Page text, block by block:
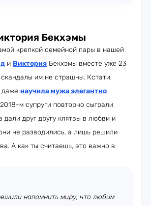
Бекхэмы
крепкой семейной пары в нашей
и Виктория Бекхэмы вместе уже 23
скандалы им не страшны. Кстати,
научила мужа элегантно
м супруги повторно сыграли
дали друг другу клятвы в любви и
не разводились, а лишь решили
А как ты считаешь, это важно в
напомнить миру, что любим